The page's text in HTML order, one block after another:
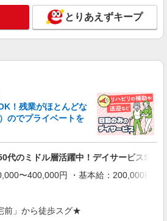
20,000〜60,000円（勤続年数、保有資格
動） ・固定残業手当：20,000円（10時
定残業時間を超過する場合には超過勤務
て別途支給 ・夜勤手当：10,000円/1回
知症介護基礎研修 ・初任者研修 ・実務
詳細を見る
パート職員
1550円〜2312円 ＜交通費全支給(ガソリ
)＞
詳細を見る
新宿本社 第2営業部
老人ホームでの介護士
とりあえずキープ
！残業がほとんどな
のでプライベートを
のミドル層活躍中！デイサービス
〜400,000円 ・基本給：200,000円
前」から徒歩スグ★